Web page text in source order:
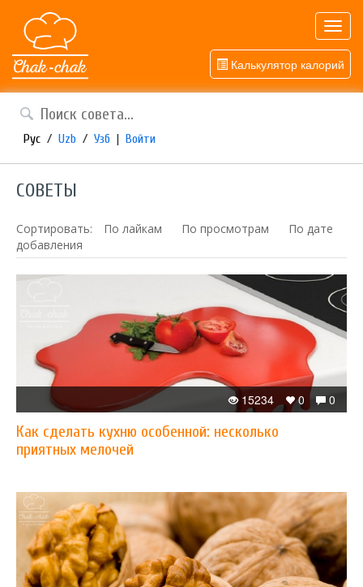
Калькулятор калорий
Рус / Uzb / Узб | Войти
СОВЕТЫ
Сортировать: По лайкам По просмотрам
По дате
добавления
0
0
15234
Как сделать кухню особенной: несколько
приятных мелочей